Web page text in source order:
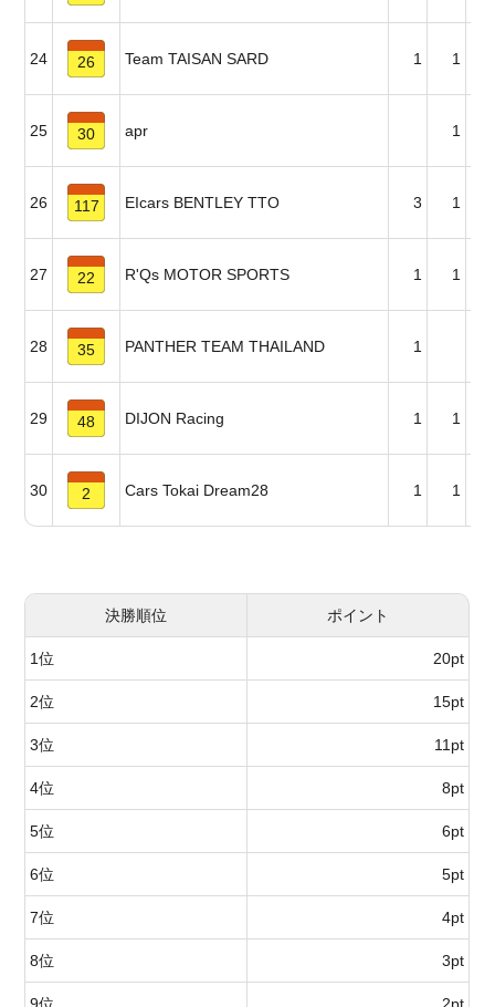
24 26 Team TAISAN SARD 1 1
25 30 apr 1
26 117 EIcars BENTLEY TTO 3 1
27 22 R'Qs MOTOR SPORTS 1 1
28 35 PANTHER TEAM THAILAND 1
29 48 DIJON Racing 1 1
30 2 Cars Tokai Dream28 1 1
決勝順位 ポイント
1位 20pt
2位 15pt
3位 11pt
4位 8pt
5位 6pt
6位 5pt
7位 4pt
8位 3pt